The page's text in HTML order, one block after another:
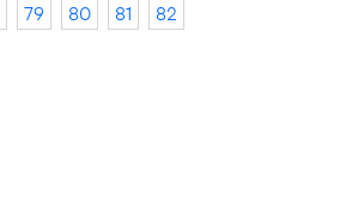
79 80 81 82